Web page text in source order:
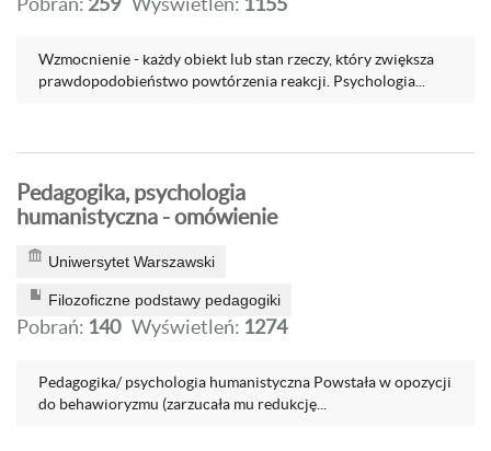
Wzmocnienie - każdy obiekt lub stan rzeczy, który zwiększa
prawdopodobieństwo powtórzenia reakcji. Psychologia...
Pedagogika, psychologia
humanistyczna - omówienie
Uniwersytet Warszawski
Filozoficzne podstawy pedagogiki
Pobrań: 140 Wyświetleń: 1274
Pedagogika/ psychologia humanistyczna Powstała w opozycji
do behawioryzmu (zarzucała mu redukcję...